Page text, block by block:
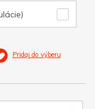
Pridaj do výberu